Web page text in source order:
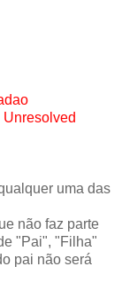
uma das
não faz parte
"Pai", "Filha"
pai não será